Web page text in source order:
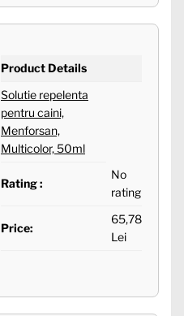
Product Details
Solutie repelenta
pentru caini,
Menforsan,
Multicolor, 50ml
Rating :
No
rating
Price:
65,78
Lei